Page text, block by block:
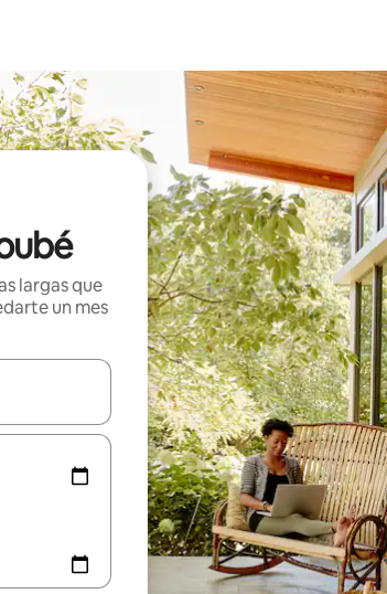
largas que
un mes
navegá con las teclas de flecha hacia arriba y